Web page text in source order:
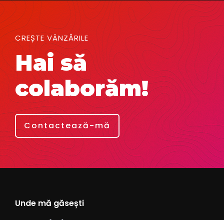
CREȘTE VÂNZĂRILE
Hai să
colaborăm!
Contactează-mă
Unde mă găsești